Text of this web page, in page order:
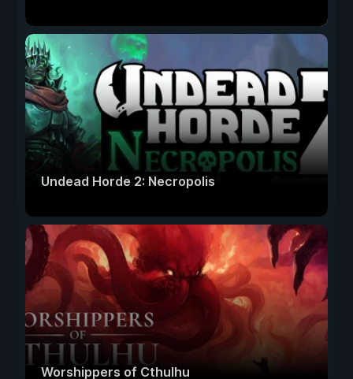
Undead Horde 2: Necropolis
Worshippers of Cthulhu